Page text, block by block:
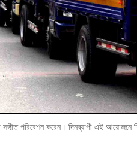
সঙ্গীত পরিবেশন করেন। দিনব্যাপী এই